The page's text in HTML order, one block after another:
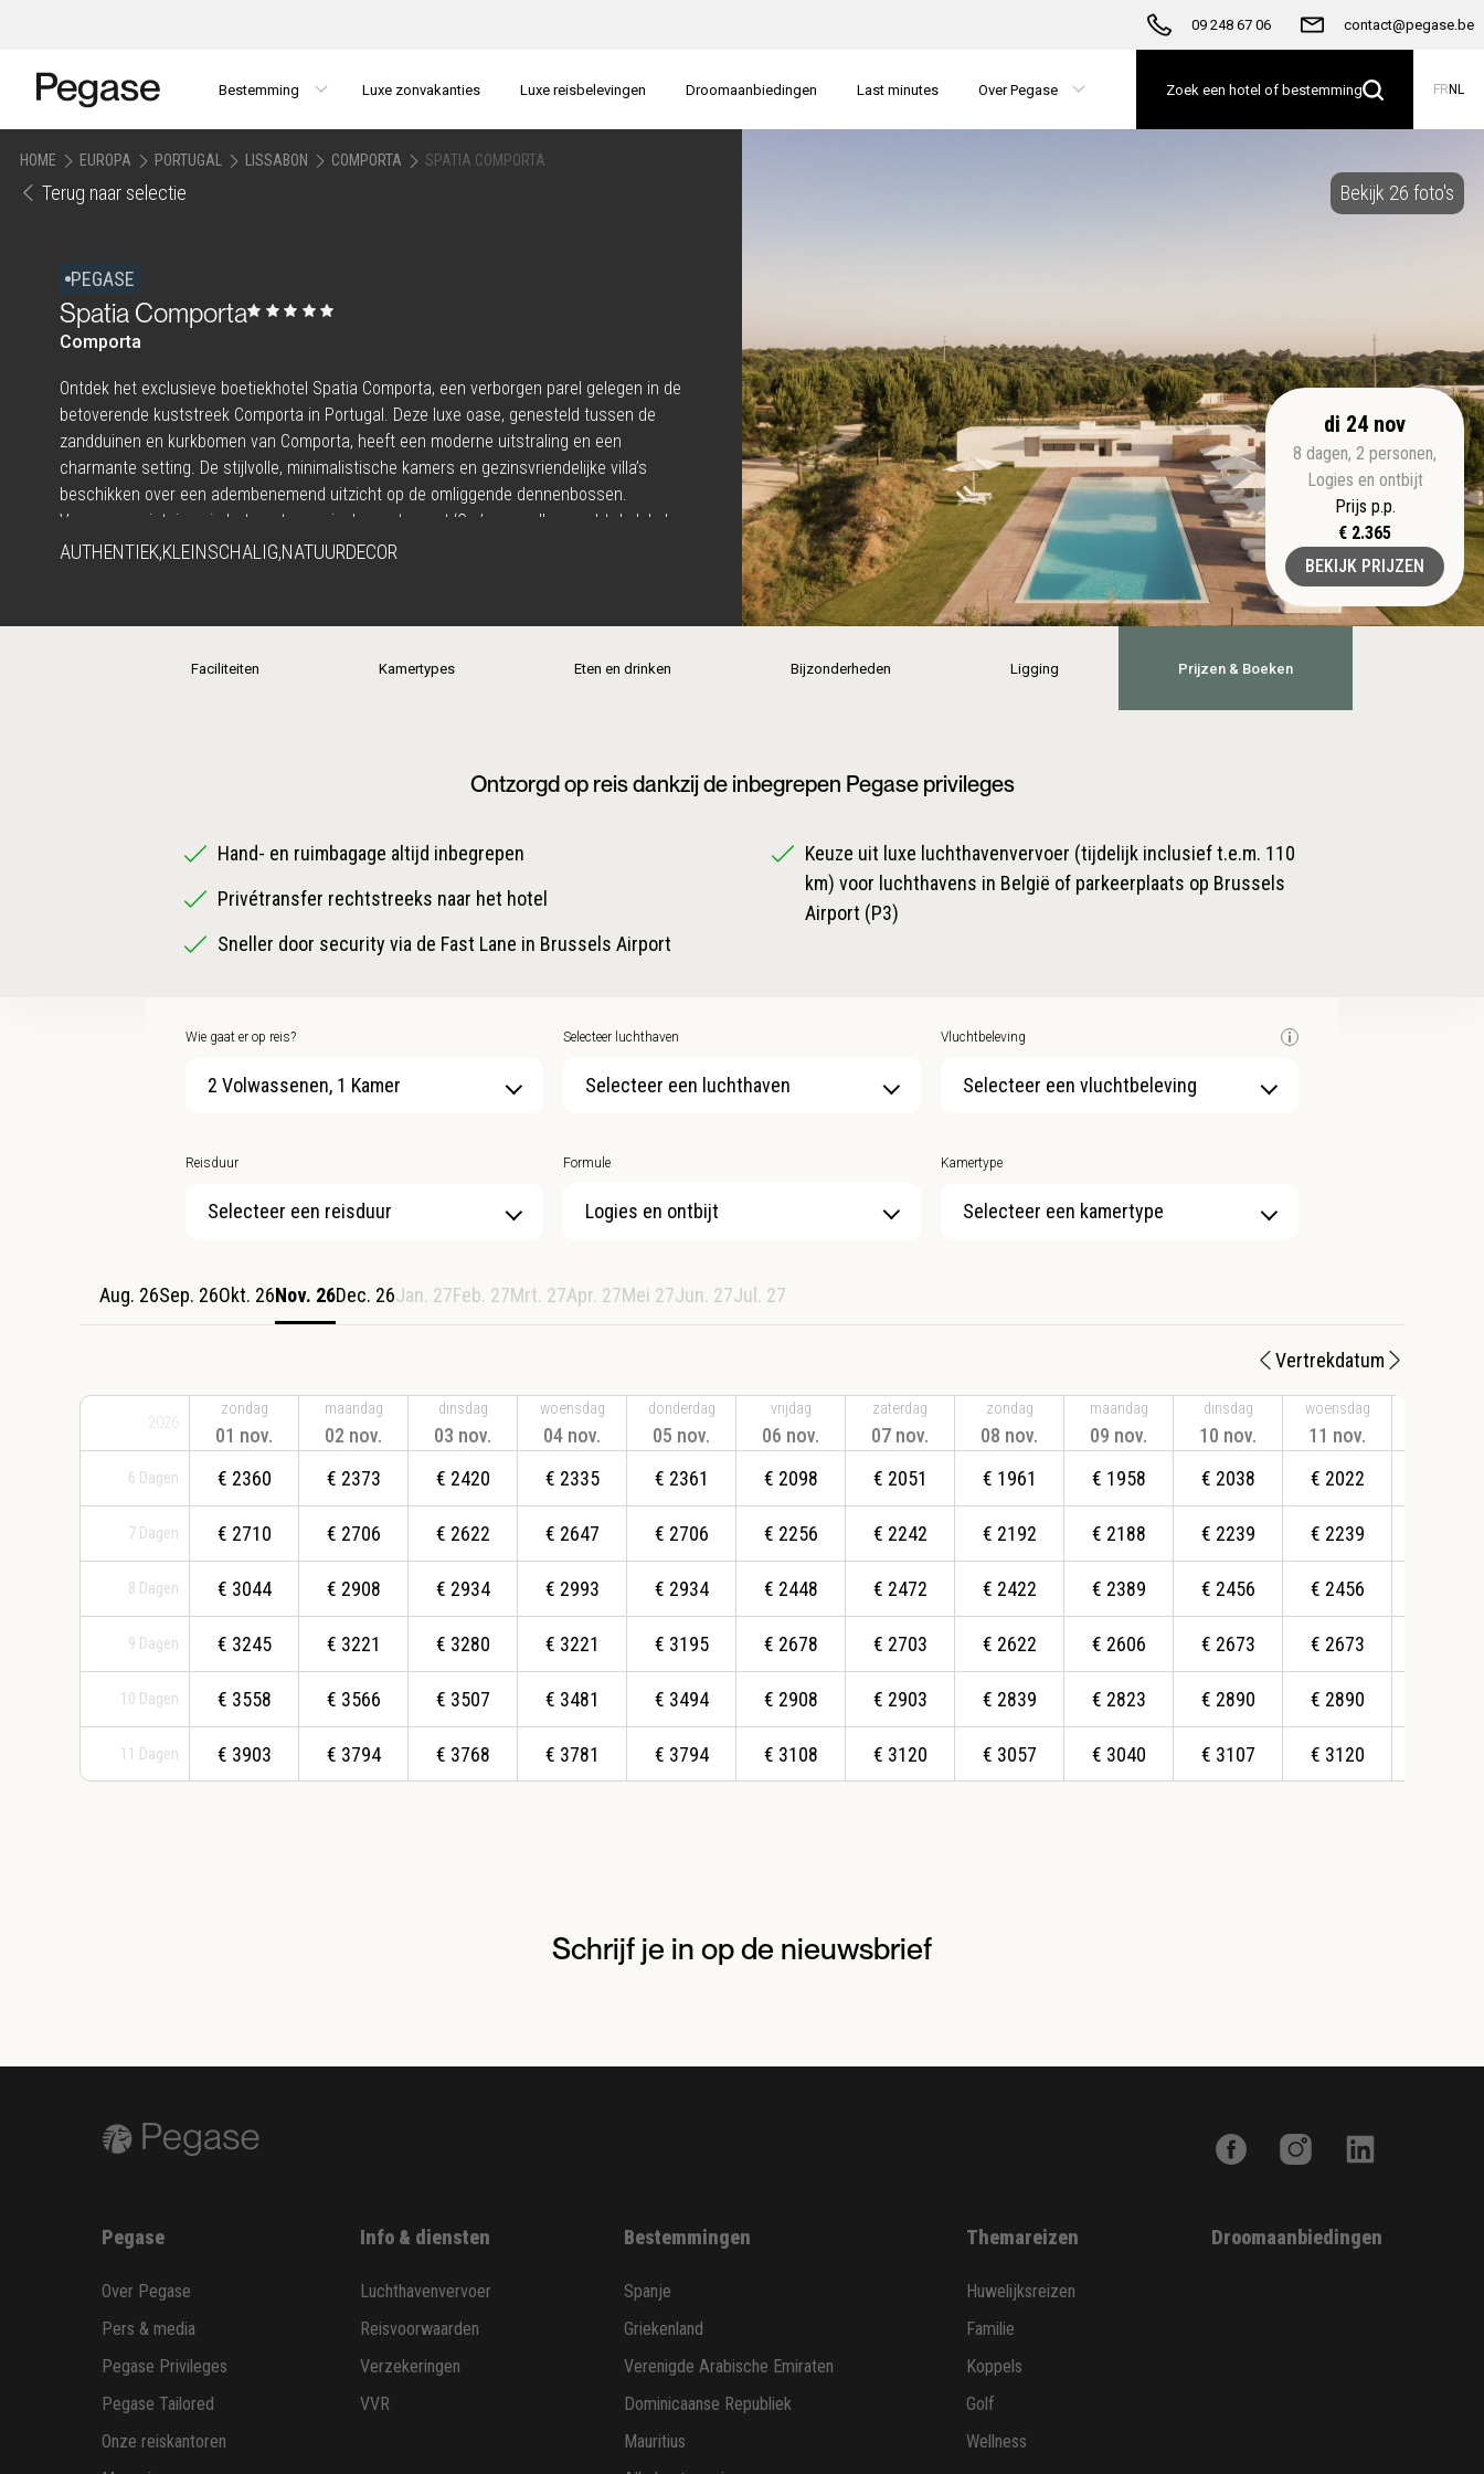
09 248 67 06 contact@pegase.be
Bestemming Luxe zonvakanties Luxe reisbelevingen Droomaanbiedingen Last minutes Over Pegase Zoek een hotel of bestemming FR NL
HOME EUROPA PORTUGAL LISSABON COMPORTA SPATIA COMPORTA
Terug naar selectie Bekijk 26 foto's
PEGASE
Spatia Comporta
Comporta
Ontdek het exclusieve boetiekhotel Spatia Comporta, een verborgen parel gelegen in de
betoverende kuststreek Comporta in Portugal. Deze luxe oase, genesteld tussen de
zandduinen en kurkbomen van Comporta, heeft een moderne uitstraling en een
charmante setting. De stijlvolle, minimalistische kamers en gezinsvriendelijke villa’s
beschikken over een adembenemend uitzicht op de omliggende dennenbossen.
Verwen uw zintuigen in het gastronomische restaurant ‘Ora’, waar elk gerecht de lokale
smaken van de Alentejo-regio naar boven haalt. Ontdek de charmante dorpjes in de
AUTHENTIEK,KLEINSCHALIG,NATUURDECOR
di 24 nov
8 dagen, 2 personen,
Logies en ontbijt
Prijs p.p.
€ 2.365
BEKIJK PRIJZEN
Faciliteiten Kamertypes Eten en drinken Bijzonderheden Ligging Prijzen & Boeken
Ontzorgd op reis dankzij de inbegrepen Pegase privileges
Hand- en ruimbagage altijd inbegrepen
Privétransfer rechtstreeks naar het hotel
Sneller door security via de Fast Lane in Brussels Airport
Keuze uit luxe luchthavenvervoer (tijdelijk inclusief t.e.m. 110
km) voor luchthavens in België of parkeerplaats op Brussels
Airport (P3)
Wie gaat er op reis?
2 Volwassenen, 1 Kamer
Selecteer luchthaven
Selecteer een luchthaven
Vluchtbeleving
Selecteer een vluchtbeleving
Reisduur
Selecteer een reisduur
Formule Kamertype
Selecteer een kamertype
Aug. 26Sep. 26Okt. 26Nov. 26Dec. 26Jan. 27Feb. 27Mrt. 27Apr. 27Mei 27Jun. 27Jul. 27
Vertrekdatum
2026
6 Dagen
7 Dagen
8 Dagen
9 Dagen
10 Dagen
11 Dagen
zondag
01 nov.
€ 2360
€ 2710
€ 3044
€ 3245
€ 3558
€ 3903
maandag
02 nov.
€ 2373
€ 2706
€ 2908
€ 3221
€ 3566
€ 3794
dinsdag
03 nov.
€ 2420
€ 2622
€ 2934
€ 3280
€ 3507
€ 3768
woensdag
04 nov.
€ 2335
€ 2647
€ 2993
€ 3221
€ 3481
€ 3781
donderdag
05 nov.
€ 2361
€ 2706
€ 2934
€ 3195
€ 3494
€ 3794
vrijdag
06 nov.
€ 2098
€ 2256
€ 2448
€ 2678
€ 2908
€ 3108
zaterdag
07 nov.
€ 2051
€ 2242
€ 2472
€ 2703
€ 2903
€ 3120
zondag
08 nov.
€ 1961
€ 2192
€ 2422
€ 2622
€ 2839
€ 3057
maandag
09 nov.
€ 1958
€ 2188
€ 2389
€ 2606
€ 2823
€ 3040
dinsdag
10 nov.
€ 2038
€ 2239
€ 2456
€ 2673
€ 2890
€ 3107
woensdag
11 nov.
€ 2022
€ 2239
€ 2456
€ 2673
€ 2890
€ 3120
Schrijf je in op de nieuwsbrief
Pegase
Over Pegase
Pers & media
Pegase Privileges
Pegase Tailored
Onze reiskantoren
Info & diensten
Luchthavenvervoer
Reisvoorwaarden
Verzekeringen
VVR
Bestemmingen
Spanje
Griekenland
Verenigde Arabische Emiraten
Dominicaanse Republiek
Mauritius
Themareizen
Huwelijksreizen
Familie
Koppels
Golf
Wellness
Droomaanbiedingen